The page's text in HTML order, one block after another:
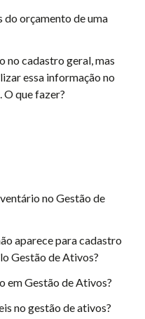
do orçamento de uma
no cadastro geral, mas
essa informação no
O que fazer?
no Gestão de
aparece para cadastro
Gestão de Ativos?
em Gestão de Ativos?
no gestão de ativos?